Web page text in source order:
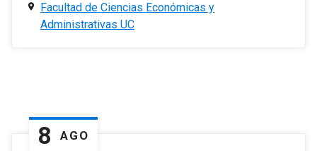
Facultad de Ciencias Económicas y
Administrativas UC
8 AGO